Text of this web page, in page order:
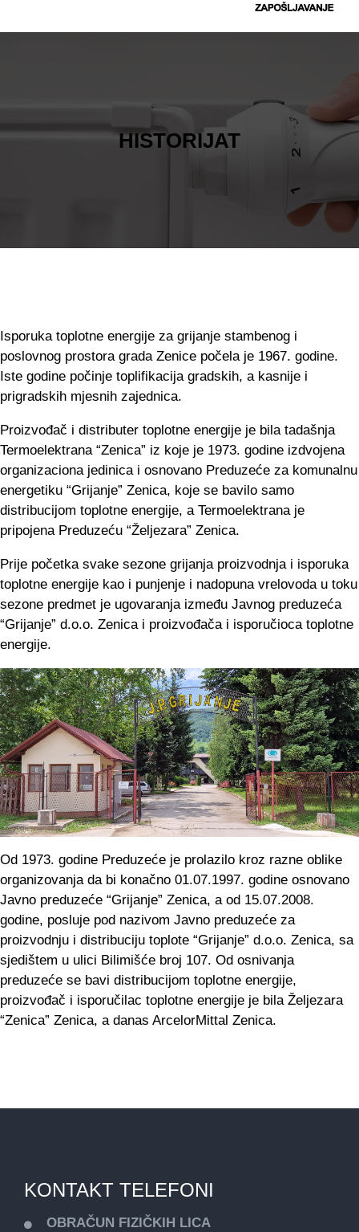
r
HISTORIJAT
Isporuka toplotne energije za grijanje stambenog i
poslovnog prostora grada Zenice počela je 1967. godine.
Iste godine počinje toplifikacija gradskih, a kasnije i
prigradskih mjesnih zajednica.
Proizvođač i distributer toplotne energije je bila tadašnja
Termoelektrana “Zenica” iz koje je 1973. godine izdvojena
organizaciona jedinica i osnovano Preduzeće za komunalnu
energetiku “Grijanje” Zenica, koje se bavilo samo
distribucijom toplotne energije, a Termoelektrana je
pripojena Preduzeću “Željezara” Zenica.
Prije početka svake sezone grijanja proizvodnja i isporuka
toplotne energije kao i punjenje i nadopuna vrelovoda u toku
sezone predmet je ugovaranja između Javnog preduzeća
“Grijanje” d.o.o. Zenica i proizvođača i isporučioca toplotne
energije.
Od 1973. godine Preduzeće je prolazilo kroz razne oblike
organizovanja da bi konačno 01.07.1997. godine osnovano
Javno preduzeće “Grijanje” Zenica, a od 15.07.2008.
godine, posluje pod nazivom Javno preduzeće za
proizvodnju i distribuciju toplote “Grijanje” d.o.o. Zenica, sa
sjedištem u ulici Bilimišće broj 107. Od osnivanja
preduzeće se bavi distribucijom toplotne energije,
proizvođač i isporučilac toplotne energije je bila Željezara
“Zenica” Zenica, a danas ArcelorMittal Zenica.
KONTAKT TELEFONI
OBRAČUN FIZIČKIH LICA